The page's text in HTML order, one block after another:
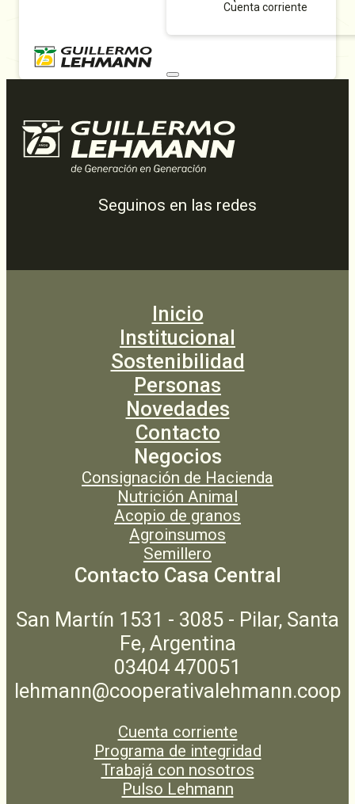
Cuenta corriente
Seguinos en las redes
Inicio
Institucional
Sostenibilidad
Personas
Novedades
Contacto
Negocios
Consignación de Hacienda
Nutrición Animal
Acopio de granos
Agroinsumos
Semillero
Contacto Casa Central
San Martín 1531 - 3085 - Pilar, Santa
Fe, Argentina
03404 470051
lehmann@cooperativalehmann.coop
Cuenta corriente
Programa de integridad
Trabajá con nosotros
Pulso Lehmann